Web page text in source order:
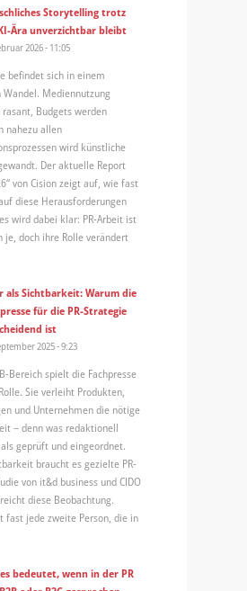
Storytelling trotz
Ära unverzichtbar bleibt
2026 - 11:05
befindet sich in einem
Mediennutzung
Budgets werden
nahezu allen
wird künstliche
Der aktuelle Report
von Cision zeigt auf, wie fast
diese Herausforderungen
wird dabei klar: PR-Arbeit ist
je, doch ihre Rolle verändert
als Sichtbarkeit: Warum die
für die PR-Strategie
ist
2025 - 9:23
Bereich spielt die Fachpresse
Sie verleiht Produkten,
und Unternehmen die nötige
– denn was redaktionell
geprüft und eingeordnet.
braucht es gezielte PR-
von it&d business und CIDO
diese Beobachtung.
fast jede zweite Person, die in
bedeutet, wenn in der PR